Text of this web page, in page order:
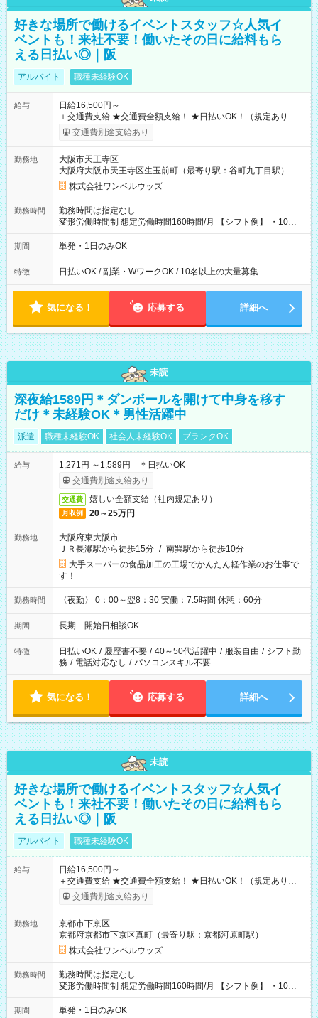
好きな場所で働けるイベントスタッフ☆人気イ
ベントも！来社不要！働いたその日に給料もら
える日払い◎｜阪
アルバイト 職種未経験OK
給与
日給16,500円～
＋交通費支給 ★交通費全額支給！ ★日払いOK！（規定あり） ┗
働いたその日に現金GET♪ お仕事後はコンビニATMから 日払
交通費別途支給あり
勤務地
大阪市天王寺区
大阪府大阪市天王寺区生玉前町（最寄り駅：谷町九丁目駅）
株式会社ワンベルウッズ
勤務時間
勤務時間は指定なし
変形労働時間制 想定労働時間160時間/月 【シフト例】 ・10：
00～20：00
期間 単発・1日のみOK
特徴 日払いOK / 副業・WワークOK / 10名以上の大量募集
気になる！ 応募する 詳細へ
未読
深夜給1589円＊ダンボールを開けて中身を移す
だけ＊未経験OK＊男性活躍中
派遣 職種未経験OK 社会人未経験OK ブランクOK
給与
1,271円 ～1,589円 ＊日払いOK
交通費別途支給あり
交通費 嬉しい全額支給（社内規定あり）
月収例 20～25万円
勤務地
大阪府東大阪市
ＪＲ長瀬駅から徒歩15分 / 南巽駅から徒歩10分
大手スーパーの食品加工の工場でかんたん軽作業のお仕事で
す！
勤務時間 〈夜勤〉 0：00～翌8：30 実働：7.5時間 休憩：60分
期間 長期 開始日相談OK
特徴 日払いOK / 履歴書不要 / 40～50代活躍中 / 服装自由 / シフト勤
務 / 電話対応なし / パソコンスキル不要
気になる！ 応募する 詳細へ
未読
好きな場所で働けるイベントスタッフ☆人気イ
ベントも！来社不要！働いたその日に給料もら
える日払い◎｜阪
アルバイト 職種未経験OK
給与
日給16,500円～
＋交通費支給 ★交通費全額支給！ ★日払いOK！（規定あり） ┗
働いたその日に現金GET♪ お仕事後はコンビニATMから 日払
交通費別途支給あり
勤務地
京都市下京区
京都府京都市下京区真町（最寄り駅：京都河原町駅）
株式会社ワンベルウッズ
勤務時間
勤務時間は指定なし
変形労働時間制 想定労働時間160時間/月 【シフト例】 ・10：
00～20：00
期間 単発・1日のみOK